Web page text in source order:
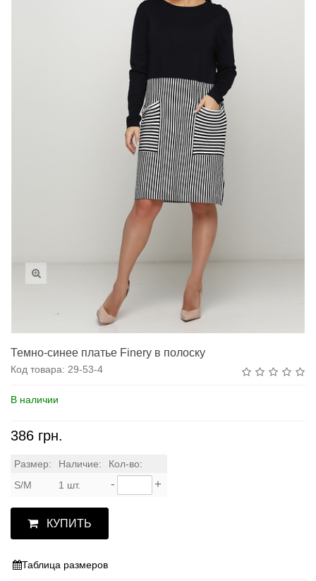
Темно-синее платье Finery в полоску
Код товара: 29-53-4
В наличии
386 грн.
Размер: Наличие:
Кол-во:
S/M
1 шт. - +
КУПИТЬ
Таблица размеров